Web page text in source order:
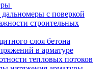
с поверкой
строительных
слоя бетона
в арматуре
тепловых потоков